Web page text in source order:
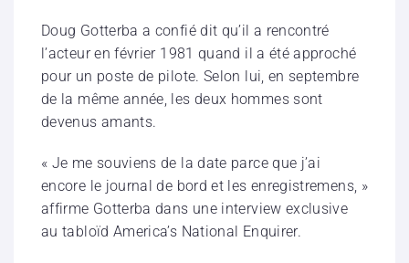
Doug Gotterba a confié dit qu’il a rencontré
l’acteur en février 1981 quand il a été approché
pour un poste de pilote. Selon lui, en septembre
de la même année, les deux hommes sont
devenus amants.
« Je me souviens de la date parce que j’ai
encore le journal de bord et les enregistremens, »
affirme Gotterba dans une interview exclusive
au tabloïd America’s National Enquirer.